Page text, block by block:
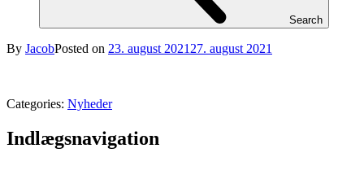
Search
By JacobPosted on 23. august 2021 27. august 2021
Categories: Nyheder
Indlægsnavigation